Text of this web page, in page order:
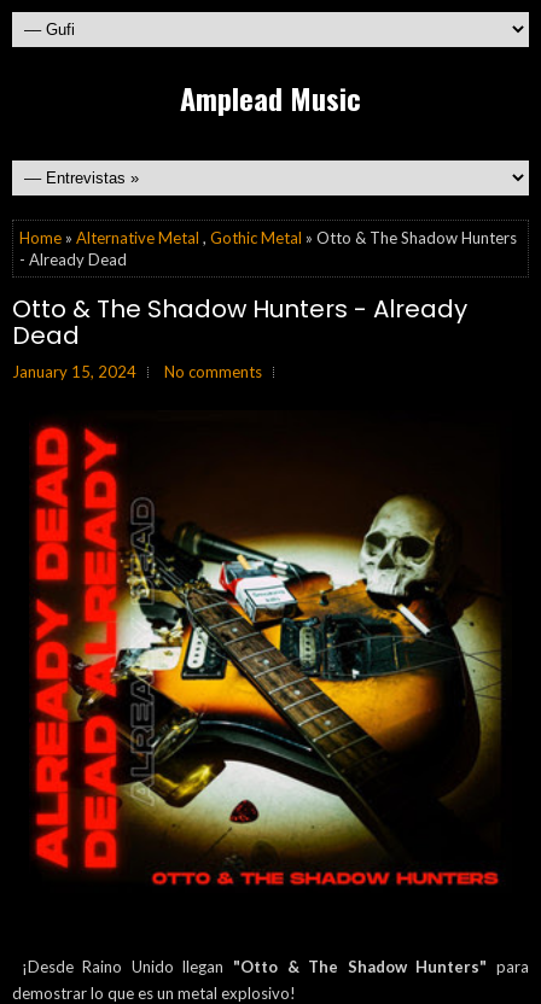
Amplead Music
Home » Alternative Metal , Gothic Metal » Otto & The Shadow Hunters
- Already Dead
Otto & The Shadow Hunters - Already
Dead
January 15, 2024 No comments
¡Desde Raino Unido llegan "Otto & The Shadow Hunters" para
demostrar lo que es un metal explosivo!